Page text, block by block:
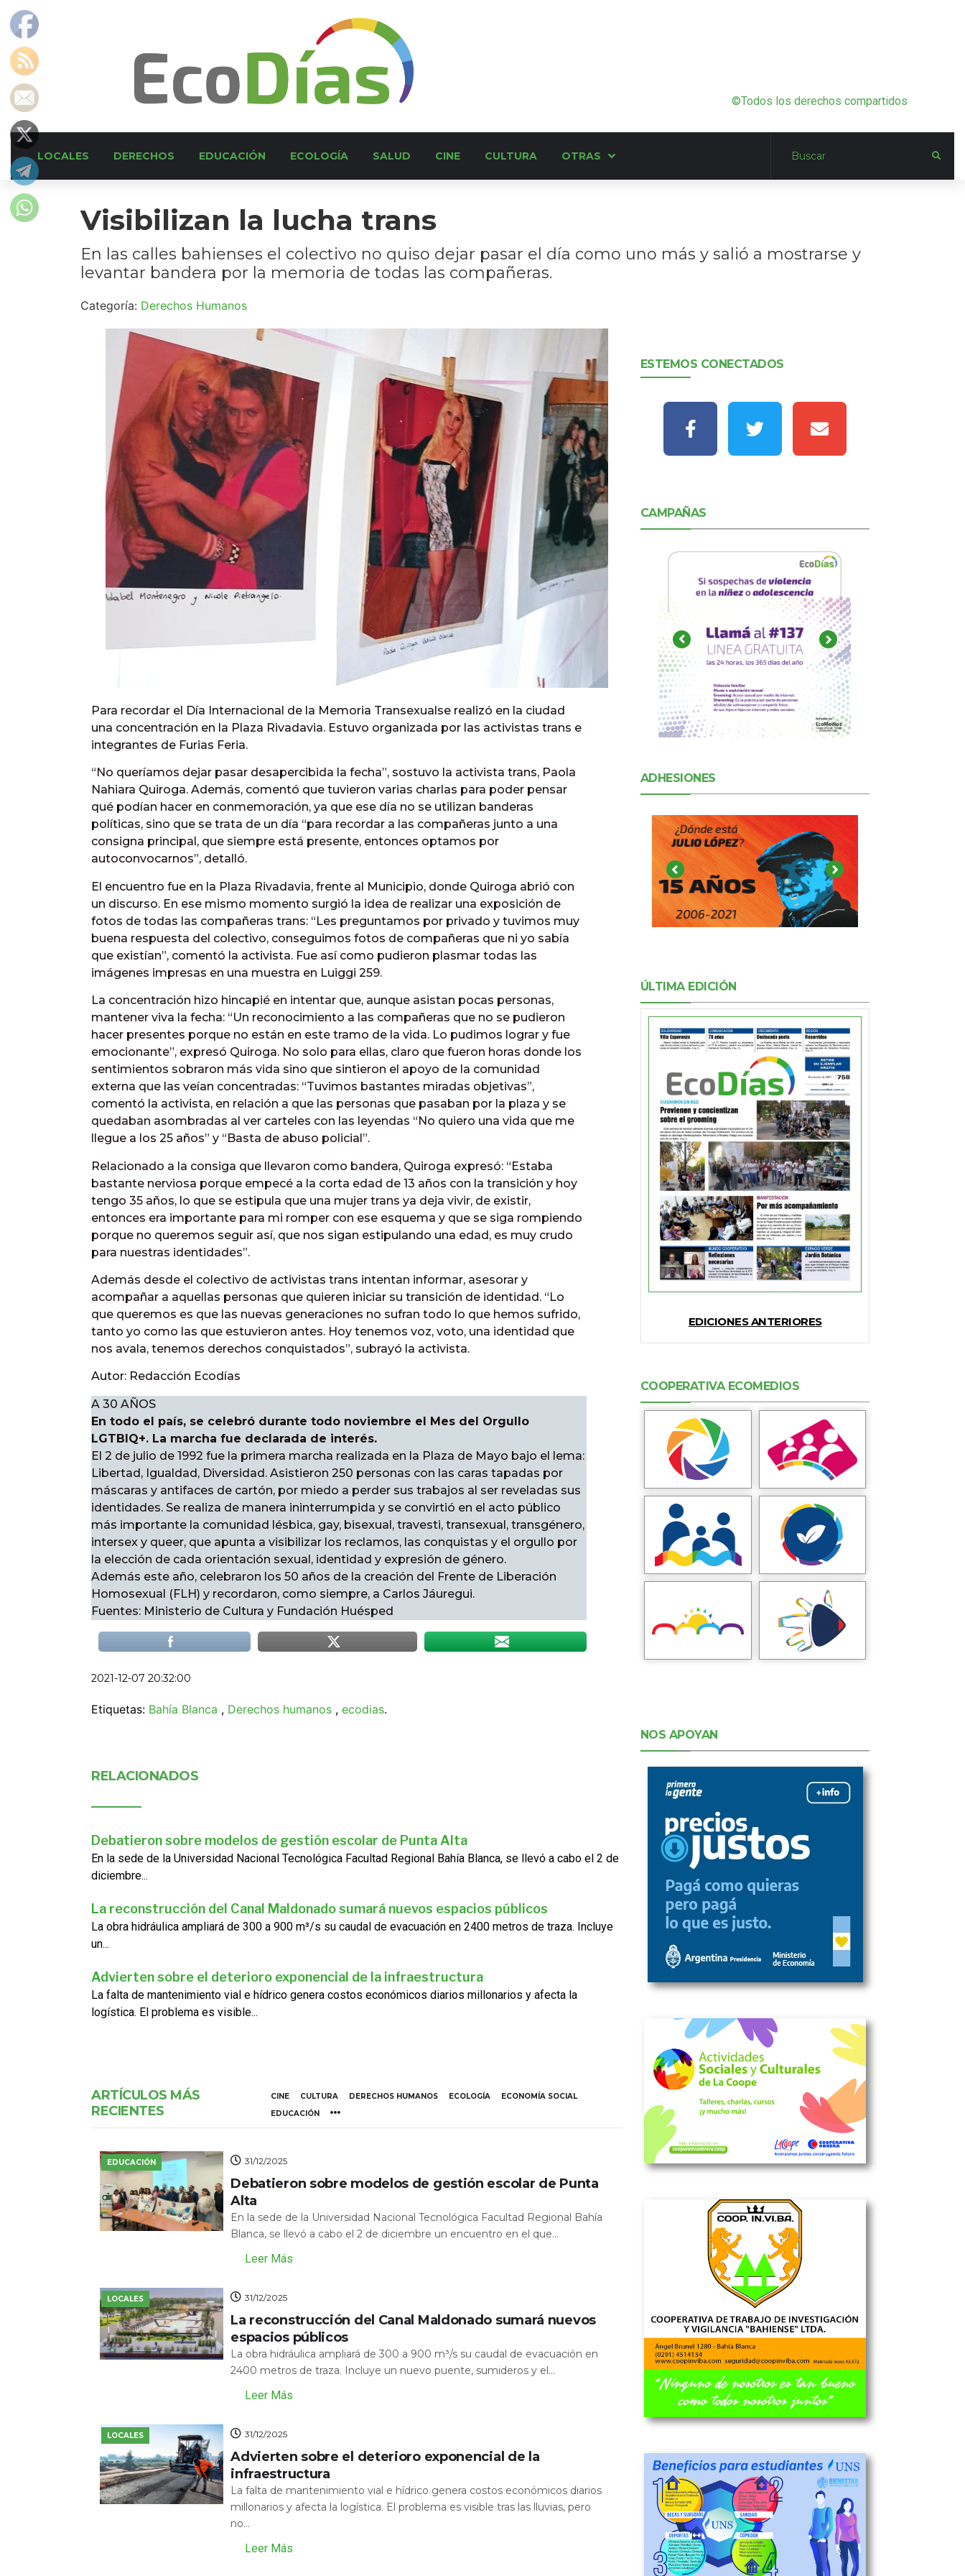
©Todos los derechos compartidos
LOCALES DERECHOS EDUCACIÓN ECOLOGÍA SALUD CINE CULTURA OTRAS
Visibilizan la lucha trans
En las calles bahienses el colectivo no quiso dejar pasar el día como uno más y salió a mostrarse y
levantar bandera por la memoria de todas las compañeras.
Categoría: Derechos Humanos
Para recordar el Día Internacional de la Memoria Transexualse realizó en la ciudad
una concentración en la Plaza Rivadavia. Estuvo organizada por las activistas trans e
integrantes de Furias Feria.
“No queríamos dejar pasar desapercibida la fecha”, sostuvo la activista trans, Paola
Nahiara Quiroga. Además, comentó que tuvieron varias charlas para poder pensar
qué podían hacer en conmemoración, ya que ese día no se utilizan banderas
políticas, sino que se trata de un día “para recordar a las compañeras junto a una
consigna principal, que siempre está presente, entonces optamos por
autoconvocarnos”, detalló.
El encuentro fue en la Plaza Rivadavia, frente al Municipio, donde Quiroga abrió con
un discurso. En ese mismo momento surgió la idea de realizar una exposición de
fotos de todas las compañeras trans: “Les preguntamos por privado y tuvimos muy
buena respuesta del colectivo, conseguimos fotos de compañeras que ni yo sabía
que existían”, comentó la activista. Fue así como pudieron plasmar todas las
imágenes impresas en una muestra en Luiggi 259.
La concentración hizo hincapié en intentar que, aunque asistan pocas personas,
mantener viva la fecha: “Un reconocimiento a las compañeras que no se pudieron
hacer presentes porque no están en este tramo de la vida. Lo pudimos lograr y fue
emocionante”, expresó Quiroga. No solo para ellas, claro que fueron horas donde los
sentimientos sobraron más vida sino que sintieron el apoyo de la comunidad
externa que las veían concentradas: “Tuvimos bastantes miradas objetivas”,
comentó la activista, en relación a que las personas que pasaban por la plaza y se
quedaban asombradas al ver carteles con las leyendas “No quiero una vida que me
llegue a los 25 años” y “Basta de abuso policial”.
Relacionado a la consiga que llevaron como bandera, Quiroga expresó: “Estaba
bastante nerviosa porque empecé a la corta edad de 13 años con la transición y hoy
tengo 35 años, lo que se estipula que una mujer trans ya deja vivir, de existir,
entonces era importante para mi romper con ese esquema y que se siga rompiendo
porque no queremos seguir así, que nos sigan estipulando una edad, es muy crudo
para nuestras identidades”.
Además desde el colectivo de activistas trans intentan informar, asesorar y
acompañar a aquellas personas que quieren iniciar su transición de identidad. “Lo
que queremos es que las nuevas generaciones no sufran todo lo que hemos sufrido,
tanto yo como las que estuvieron antes. Hoy tenemos voz, voto, una identidad que
nos avala, tenemos derechos conquistados”, subrayó la activista.
Autor: Redacción Ecodías
A 30 AÑOS
En todo el país, se celebró durante todo noviembre el Mes del Orgullo
LGTBIQ+. La marcha fue declarada de interés.
El 2 de julio de 1992 fue la primera marcha realizada en la Plaza de Mayo bajo el lema:
Libertad, Igualdad, Diversidad. Asistieron 250 personas con las caras tapadas por
máscaras y antifaces de cartón, por miedo a perder sus trabajos al ser reveladas sus
identidades. Se realiza de manera ininterrumpida y se convirtió en el acto público
más importante la comunidad lésbica, gay, bisexual, travesti, transexual, transgénero,
intersex y queer, que apunta a visibilizar los reclamos, las conquistas y el orgullo por
la elección de cada orientación sexual, identidad y expresión de género.
Además este año, celebraron los 50 años de la creación del Frente de Liberación
Homosexual (FLH) y recordaron, como siempre, a Carlos Jáuregui.
Fuentes: Ministerio de Cultura y Fundación Huésped
2021-12-07 20:32:00
Etiquetas: Bahía Blanca , Derechos humanos , ecodias.
RELACIONADOS
Debatieron sobre modelos de gestión escolar de Punta Alta
En la sede de la Universidad Nacional Tecnológica Facultad Regional Bahía Blanca, se llevó a cabo el 2 de
diciembre...
La reconstrucción del Canal Maldonado sumará nuevos espacios públicos
La obra hidráulica ampliará de 300 a 900 m³/s su caudal de evacuación en 2400 metros de traza. Incluye
un...
Advierten sobre el deterioro exponencial de la infraestructura
La falta de mantenimiento vial e hídrico genera costos económicos diarios millonarios y afecta la
logística. El problema es visible...
ARTÍCULOS MÁS
RECIENTES
CINE CULTURA DERECHOS HUMANOS ECOLOGÍA
ECONOMÍA SOCIAL
EDUCACIÓN
EDUCACIÓN 31/12/2025
Debatieron sobre modelos de gestión escolar de Punta
Alta
En la sede de la Universidad Nacional Tecnológica Facultad Regional Bahía
Blanca, se llevó a cabo el 2 de diciembre un encuentro en el que...
Leer Más
LOCALES 31/12/2025
La reconstrucción del Canal Maldonado sumará nuevos
espacios públicos
La obra hidráulica ampliará de 300 a 900 m³/s su caudal de evacuación en
2400 metros de traza. Incluye un nuevo puente, sumideros y el...
Leer Más
LOCALES 31/12/2025
Advierten sobre el deterioro exponencial de la
infraestructura
La falta de mantenimiento vial e hídrico genera costos económicos diarios
millonarios y afecta la logística. El problema es visible tras las lluvias, pero
no...
Leer Más
ESTEMOS CONECTADOS
CAMPAÑAS
ADHESIONES
ÚLTIMA EDICIÓN
EDICIONES ANTERIORES
COOPERATIVA ECOMEDIOS
NOS APOYAN